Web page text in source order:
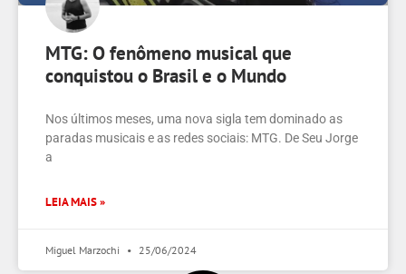
MTG: O fenômeno musical que
conquistou o Brasil e o Mundo
Nos últimos meses, uma nova sigla tem dominado as
paradas musicais e as redes sociais: MTG. De Seu Jorge
a
LEIA MAIS »
Miguel Marzochi 25/06/2024